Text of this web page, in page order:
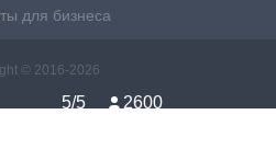
для бизнеса
© 2016-2026
5/5 2600